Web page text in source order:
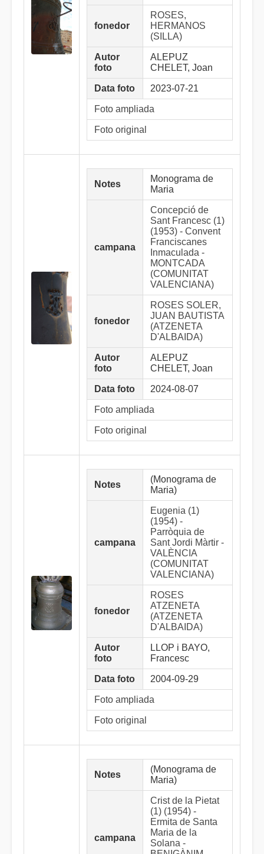
fonedor
ROSES,
HERMANOS
(SILLA)
Autor
foto
ALEPUZ
CHELET, Joan
Data foto 2023-07-21
Foto ampliada
Foto original
Notes
Monograma de
Maria
campana
Concepció de
Sant Francesc (1)
(1953) - Convent
Franciscanes
Inmaculada -
MONTCADA
(COMUNITAT
VALENCIANA)
fonedor
ROSES SOLER,
JUAN BAUTISTA
(ATZENETA
D'ALBAIDA)
Autor
foto
ALEPUZ
CHELET, Joan
Data foto 2024-08-07
Foto ampliada
Foto original
Notes
(Monograma de
Maria)
campana
Eugenia (1)
(1954) -
Parròquia de
Sant Jordi Màrtir -
VALÈNCIA
(COMUNITAT
VALENCIANA)
fonedor
ROSES
ATZENETA
(ATZENETA
D'ALBAIDA)
Autor
foto
LLOP i BAYO,
Francesc
Data foto 2004-09-29
Foto ampliada
Foto original
Notes
(Monograma de
Maria)
campana
Crist de la Pietat
(1) (1954) -
Ermita de Santa
Maria de la
Solana -